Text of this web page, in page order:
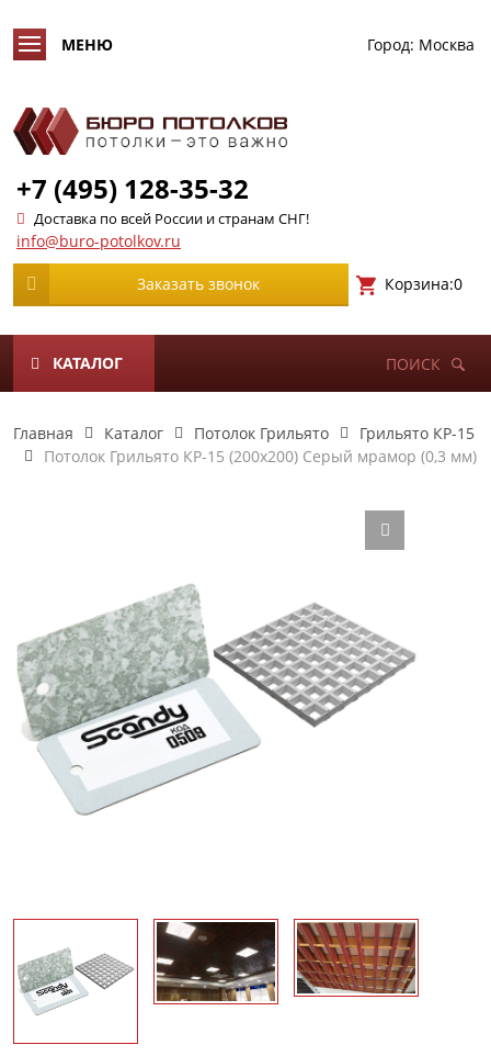
Город: Москва
+7 (495) 128-35-32
Доставка по всей России и странам СНГ!
info@buro-potolkov.ru
Заказать звонок Корзина:0
КАТАЛОГ ПОИСК
Главная Каталог Потолок Грильято
Грильято КР-15
Потолок Грильято КР-15 (200х200) Серый мрамор (0,3 мм)